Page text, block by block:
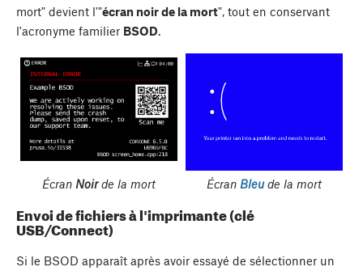
mort" devient l'"écran noir de la mort", tout en conservant
l'acronyme familier BSOD.
Écran Noirde la mort Écran Bleude la mort
Envoi de fichiers à l'imprimante (clé
USB/Connect)
Si le BSOD apparaît après avoir essayé de sélectionner un